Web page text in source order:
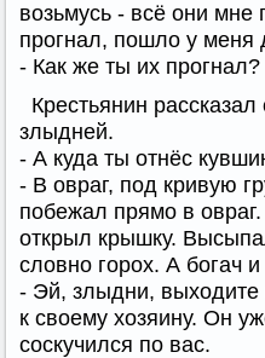
возьмусь - всё они мне
прогнал, пошло у меня
- Как же ты их прогнал?
Крестьянин
злыдней.
- А куда ты отнёс
- В овраг, под кривую
побежал прямо в
открыл крышку.
словно горох. А богач и
- Эй, злыдни, выходите
к своему хозяину. Он
соскучился по вас.